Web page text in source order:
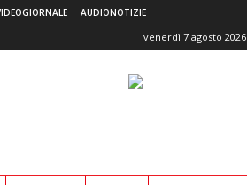
AUDIONOTIZIE
venerdì 7 agosto 2026